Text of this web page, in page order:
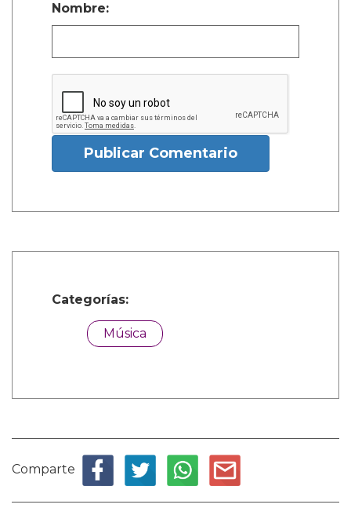
Nombre:
Publicar Comentario
Categorías:
Música
Comparte